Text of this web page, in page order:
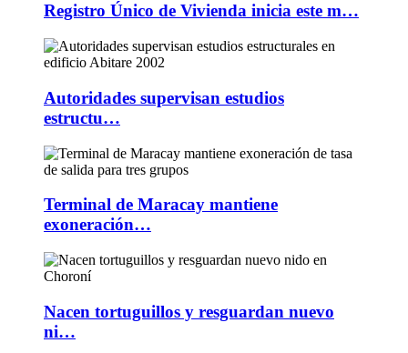
Registro Único de Vivienda inicia este m…
Autoridades supervisan estudios
estructu…
Terminal de Maracay mantiene
exoneración…
Nacen tortuguillos y resguardan nuevo
ni…